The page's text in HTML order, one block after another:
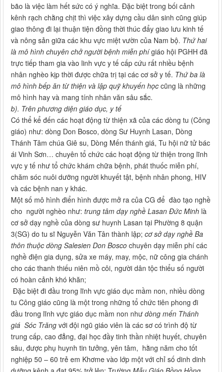
bão là việc làm hết sức có ý nghĩa. Đặc biệt trong bối cảnh
kênh rạch chằng chịt thì việc xây dựng cầu dân sinh cũng giúp
giao thông đi lại thuận tiện đồng thời thúc đẩy giao lưu kinh tế
và nông sản giữa các khu vực miệt vườn của Nam bộ. Thứ hai
là mô hình chuyên chở người bệnh miễn phígiáo hội PGHH đã
trực tiếp tham gia vào linh vực y tế cấp cứu rất nhiều bệnh
nhân nghèo kịp thời được chữa trị tại các cơ sở y tế. Thứ ba là
mô hình bếp ăn từ thiện và lập quỹ khuyến học cũng là những
mô hình hay và mang tính nhân văn sâu sắc.
b). Trên phương diện giáo dục, y tế
Có thể kể đến các hoạt động từ thiện xã của các dòng tu (Công
giáo) như: dòng Don Bosco, dòng Sư Huynh Lasan, Dòng
Thánh Tâm chúa Giê su, Dòng Mến thánh giá, Tu hội nữ tử bác
ái Vinh Sơn… chuyên tổ chức các hoạt động từ thiện trong lĩnh
vực y tế như tổ chức khám chữa bệnh, phát thuốc miễn phí,
chăm sóc nuôi dưỡng người khuyết tật, bệnh nhân phong, HIV
và các bệnh nan y khác.
Một số mô hình điển hình được mở ra của CG để đào tạo nghề
cho người nghèo như: trung tâm dạy nghề Lasan Đức Minh là
cơ sở dạy nghề của dòng sư huynh Lasan tại Phường 8 quận
3(SG) do tu sĩ Nguyễn Văn Tân thành lập; cơ sở dạy nghề Ba
thôn thuộc dòng Salesien Don Bosco chuyên dạy miễn phí các
nghề điện gia dụng, sửa xe máy, may, mộc, nữ công gia chánh
cho các thanh thiếu niên mồ côi, người dân tộc thiểu số người
có hoàn cảnh khó khăn;
Đặc biệt đi đầu trong lĩnh vực giáo dục mầm non, nhiều dòng
tu Công giáo cũng là một trong những tổ chức tiên phong đi
đầu trong lĩnh vực giáo dục mầm non như dòng mến Thánh
giá Sóc Trăng với đội ngũ giáo viên là các sơ có trình độ từ
trung cấp, cao đẳng, đại học đầy tinh thần nhiệt huyết, chuyên
sâu, được phụ huynh tin tưởng, yên tâm, hằng năm cho tốt
nghiệp 50 – 60 trẻ em Khơme vào lớp một với chỉ số dinh dinh